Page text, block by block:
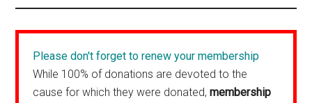
Please don't forget to renew your membership
While 100% of donations are devoted to the
cause for which they were donated,membership